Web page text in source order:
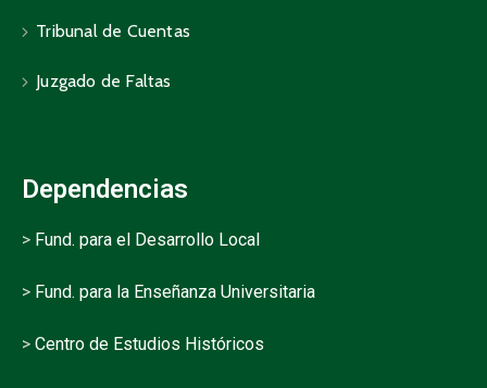
Tribunal de Cuentas
Juzgado de Faltas
Dependencias
> Fund. para el Desarrollo Local
> Fund. para la Enseñanza Universitaria
> Centro de Estudios Históricos